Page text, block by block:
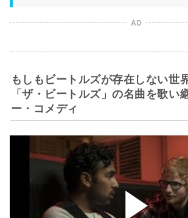
AD
もしもビートルズが存在しない世
「ザ・ビートルズ」の名曲を歌い
ー・コメディ